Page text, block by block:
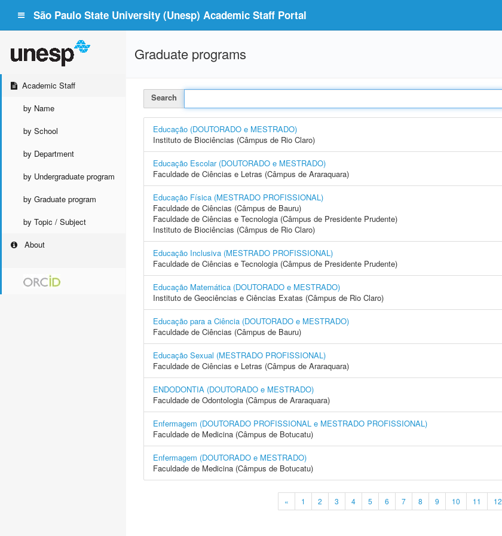
São Paulo State University (Unesp) Academic Staff Portal
Academic Staff
by Name
by School
by Department
by Undergraduate program
by Graduate program
by Topic / Subject
About
Graduate programs
Search
Educação (DOUTORADO e MESTRADO)
Instituto de Biociências (Câmpus de Rio Claro)
Educação Escolar (DOUTORADO e MESTRADO)
Faculdade de Ciências e Letras (Câmpus de Araraquara)
Educação Física (MESTRADO PROFISSIONAL)
Faculdade de Ciências (Câmpus de Bauru)
Faculdade de Ciências e Tecnologia (Câmpus de Presidente Prudente)
Instituto de Biociências (Câmpus de Rio Claro)
Educação Inclusiva (MESTRADO PROFISSIONAL)
Faculdade de Ciências e Tecnologia (Câmpus de Presidente Prudente)
Educação Matemática (DOUTORADO e MESTRADO)
Instituto de Geociências e Ciências Exatas (Câmpus de Rio Claro)
Educação para a Ciência (DOUTORADO e MESTRADO)
Faculdade de Ciências (Câmpus de Bauru)
Educação Sexual (MESTRADO PROFISSIONAL)
Faculdade de Ciências e Letras (Câmpus de Araraquara)
ENDODONTIA (DOUTORADO e MESTRADO)
Faculdade de Odontologia (Câmpus de Araraquara)
Enfermagem (DOUTORADO PROFISSIONAL e MESTRADO PROFISSIONAL)
Faculdade de Medicina (Câmpus de Botucatu)
Enfermagem (DOUTORADO e MESTRADO)
Faculdade de Medicina (Câmpus de Botucatu)
« 1 2 3 4 5 6 7 8 9 10 11 12